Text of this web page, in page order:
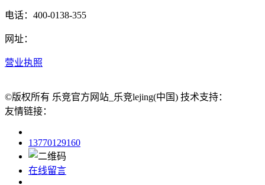
电话：400-0138-355
网址：
营业执照
©版权所有 乐竞官方网站_乐竞lejing(中国) 技术支持：
友情链接：
13770129160
在线留言